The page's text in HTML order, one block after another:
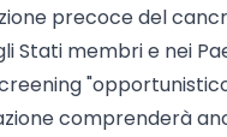
precoce del
Stati membri e nei
comprenderà